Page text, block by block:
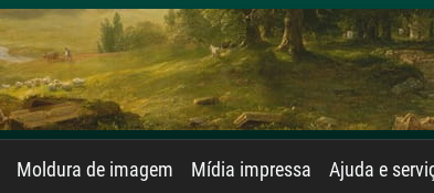
Moldura de imagem Mídia impressa Ajuda e